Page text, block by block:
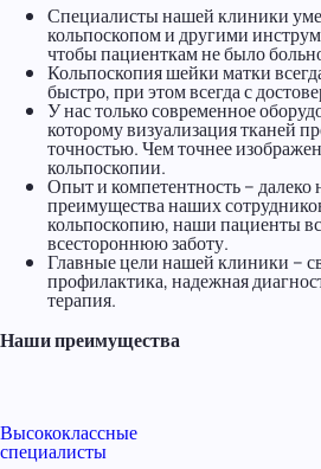
Специалисты нашей клиники
кольпоскопом и другими
чтобы пациенткам не было
Кольпоскопия шейки матки
быстро, при этом всегда с
У нас только современное
которому визуализация тканей
точностью. Чем точнее
кольпоскопии.
Опыт и компетентность – далеко
преимущества наших
кольпоскопию, наши пациенты
всестороннюю заботу.
Главные цели нашей клиники –
профилактика, надежная
терапия.
Наши преимущества
Высококлассные
специалисты